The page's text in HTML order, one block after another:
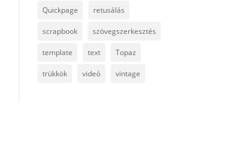
Quickpage retusálás
scrapbook szövegszerkesztés
template text Topaz
trükkök videó vintage